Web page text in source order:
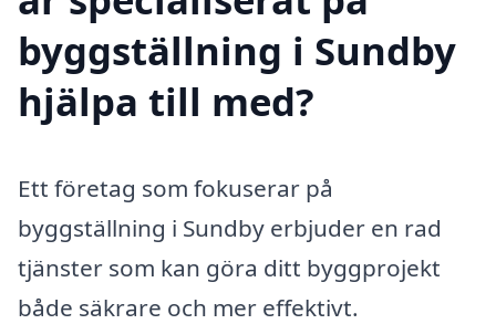
byggställning i Sundby
hjälpa till med?
Ett företag som fokuserar på
byggställning i Sundby erbjuder en rad
tjänster som kan göra ditt byggprojekt
både säkrare och mer effektivt.